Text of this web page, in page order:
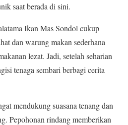
saat berada di sini.
Ikan Mas Sondol cukup
dan warung makan sederhana
lezat. Jadi, setelah seharian
tenaga sembari berbagi cerita
mendukung suasana tenang dan
Pepohonan rindang memberikan